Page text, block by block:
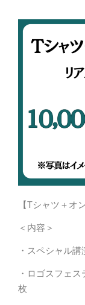
【Tシャツ＋オ
＜内容＞
・スペシャル
・ロゴスフェ
枚